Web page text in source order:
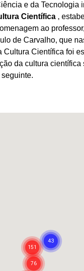
e da Tecnologia
Científica ,
ao
de Carvalho, que
Cultura Científica foi
da cultura científica